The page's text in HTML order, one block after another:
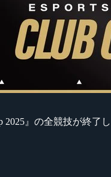
』の全競技が終了